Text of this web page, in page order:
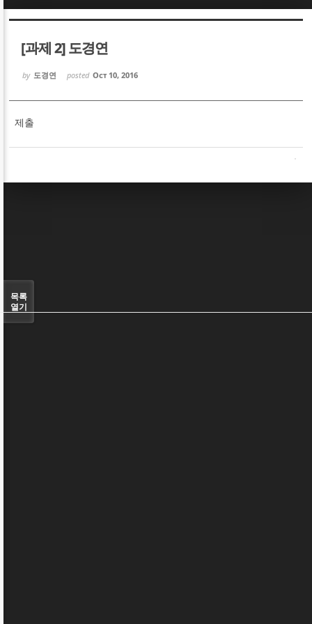
[과제 2] 도경연
by 도경연 posted Oct 10, 2016
제출
목록
열기
Sketchbook5, 스케치북5
Sketchbook5, 스케치북5
Sketchbook5, 스케치북5
Sketchbook5, 스케치북5